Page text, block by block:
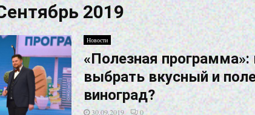
2019
Новости
«Полезная программа»:
выбрать вкусный и
виноград?
30.09.2019 0